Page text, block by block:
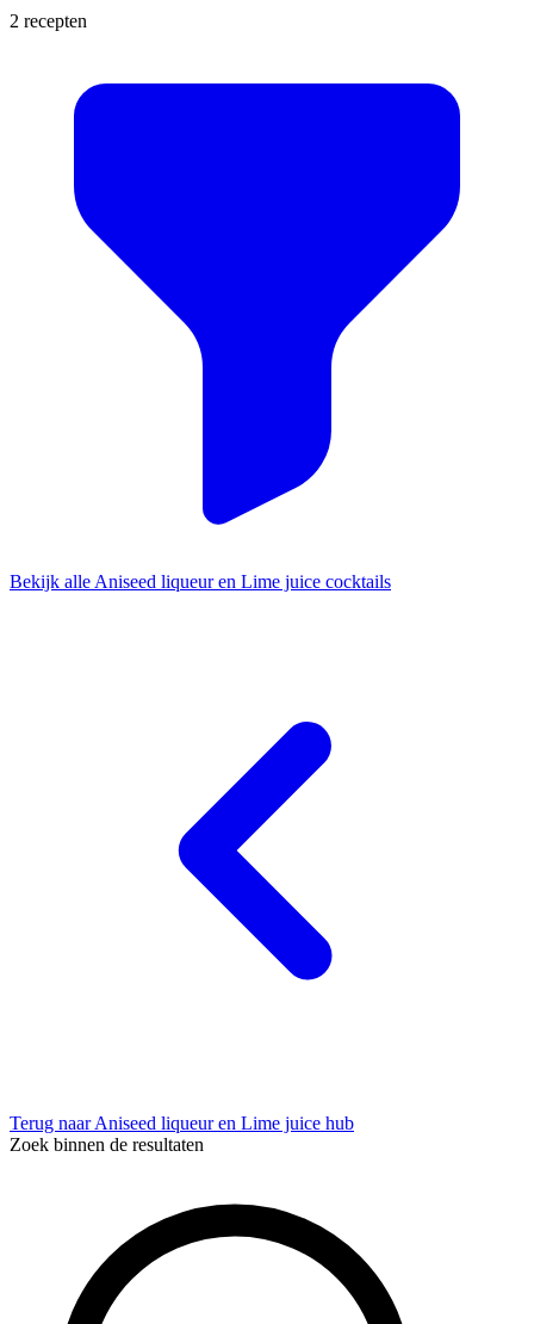
2 recepten
Bekijk alle Aniseed liqueur en Lime juice cocktails
Terug naar Aniseed liqueur en Lime juice hub
Zoek binnen de resultaten